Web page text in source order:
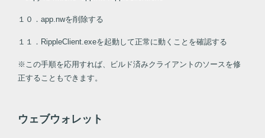
１０．app.nwを削除する
１１．RippleClient.exeを起動して正常に動くことを確認する
※この手順を応用すれば、ビルド済みクライアントのソースを修
正することもできます。
ウェブウォレット